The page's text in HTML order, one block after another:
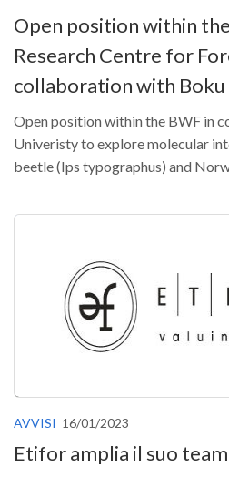
Rassegne
Congressi
Pagina Congressi
XIII Congresso (Orvieto 2022)
XII Congresso (Palermo 2019)
XI Congresso (Roma 2017)
VII Congresso (Isernia 2009)
Open position within
Research Centre for
collaboration with
Open position within the BWF in
Univeristy to explore molecular
beetle (Ips typographus) and
AVVISI 16/01/2023
Etifor amplia il suo team